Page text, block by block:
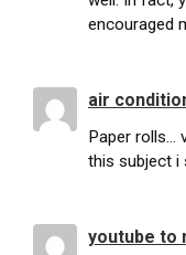
encouraged
air
Paper rolls…
this subject i
youtube to